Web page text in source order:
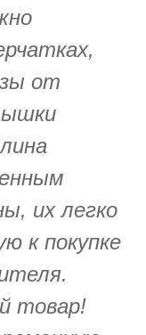
от
их легко
к покупке
товар!